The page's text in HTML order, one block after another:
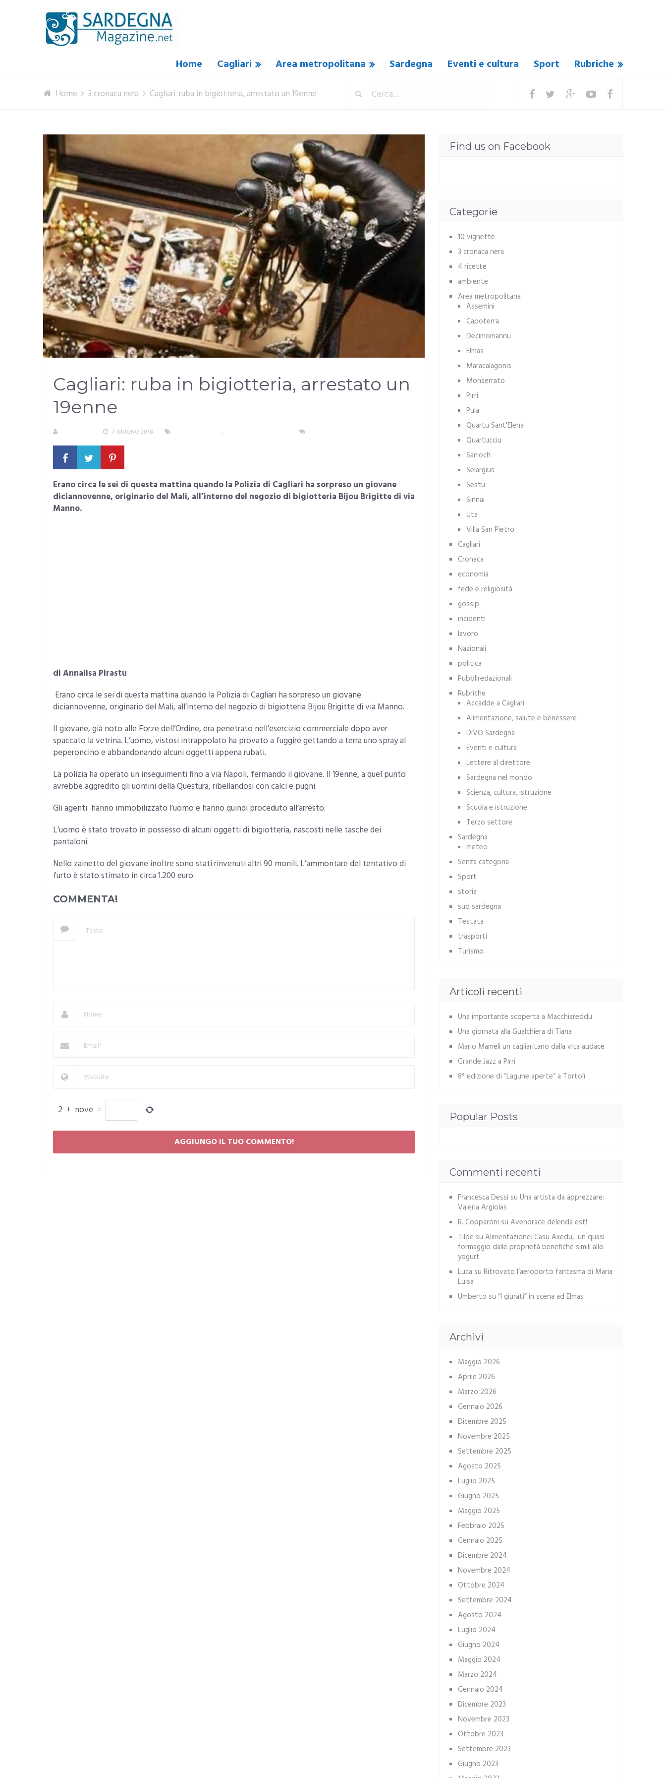
Home Cagliari Area metropolitana Sardegna Eventi e cultura Sport Rubriche
Home 3 cronaca nera Cagliari: ruba in bigiotteria, arrestato un 19enne
Cagliari: ruba in bigiotteria, arrestato un
19enne
7 GIUGNO 2018 ,
Erano circa le sei di questa mattina quando la Polizia di Cagliari ha sorpreso un giovane
diciannovenne, originario del Mali, all’interno del negozio di bigiotteria Bijou Brigitte di via
Manno.
di Annalisa Pirastu
Erano circa le sei di questa mattina quando la Polizia di Cagliari ha sorpreso un giovane
diciannovenne, originario del Mali, all’interno del negozio di bigiotteria Bijou Brigitte di via Manno.
Il giovane, già noto alle Forze dell’Ordine, era penetrato nell’esercizio commerciale dopo aver
spaccato la vetrina. L’uomo, vistosi intrappolato ha provato a fuggire gettando a terra uno spray al
peperoncino e abbandonando alcuni oggetti appena rubati.
La polizia ha operato un inseguimenti fino a via Napoli, fermando il giovane. Il 19enne, a quel punto
avrebbe aggredito gli uomini della Questura, ribellandosi con calci e pugni.
Gli agenti hanno immobilizzato l’uomo e hanno quindi proceduto all’arresto.
L’uomo è stato trovato in possesso di alcuni oggetti di bigiotteria, nascosti nelle tasche dei
pantaloni.
Nello zainetto del giovane inoltre sono stati rinvenuti altri 90 monili. L’ammontare del tentativo di
furto è stato stimato in circa 1.200 euro.
COMMENTA!
2 + nove =
Find us on Facebook
Categorie
10 vignette
3 cronaca nera
4 ricette
ambiente
Area metropolitana
Assemini
Capoterra
Decimomannu
Elmas
Maracalagonis
Monserrato
Pirri
Pula
Quartu Sant'Elena
Quartucciu
Sarroch
Selargius
Sestu
Sinnai
Uta
Villa San Pietro
Cagliari
Cronaca
economia
fede e religiosità
gossip
incidenti
lavoro
Nazionali
politica
Pubbliredazionali
Rubriche
Accadde a Cagliari
Alimentazione, salute e benessere
DIVO Sardegna
Eventi e cultura
Lettere al direttore
Sardegna nel mondo
Scienza, cultura, istruzione
Scuola e istruzione
Terzo settore
Sardegna
meteo
Senza categoria
Sport
storia
sud sardegna
Testata
trasporti
Turismo
Articoli recenti
Una importante scoperta a Macchiareddu
Una giornata alla Gualchiera di Tiana
Mario Mameli un cagliaritano dalla vita audace
Grande Jazz a Pirri
8° edizione di “Lagune aperte” a Tortolì
Popular Posts
Commenti recenti
Francesca Dessi su Una artista da apprezzare:
Valeria Argiolas
R. Copparoni su Avendrace delenda est!
Tilde su Alimentazione: Casu Axedu, un quasi
formaggio dalle proprietà benefiche simili allo
yogurt
Luca su Ritrovato l’aeroporto fantasma di Maria
Luisa
Umberto su “I giurati” in scena ad Elmas
Archivi
Maggio 2026
Aprile 2026
Marzo 2026
Gennaio 2026
Dicembre 2025
Novembre 2025
Settembre 2025
Agosto 2025
Luglio 2025
Giugno 2025
Maggio 2025
Febbraio 2025
Gennaio 2025
Dicembre 2024
Novembre 2024
Ottobre 2024
Settembre 2024
Agosto 2024
Luglio 2024
Giugno 2024
Maggio 2024
Marzo 2024
Gennaio 2024
Dicembre 2023
Novembre 2023
Ottobre 2023
Settembre 2023
Giugno 2023